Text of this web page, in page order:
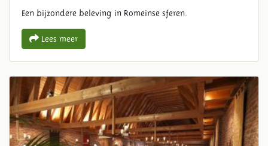
Een bijzondere beleving in Romeinse sferen.
Lees meer